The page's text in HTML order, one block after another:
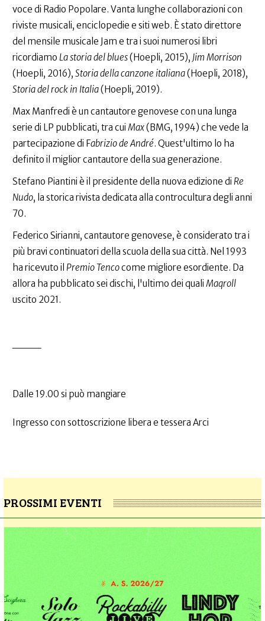
voce di Radio Popolare. Vanta lunghe collaborazioni con
riviste musicali, enciclopedie e siti web. È stato direttore
del mensile musicale Jam e tra i suoi numerosi libri
ricordiamo La storia del blues(Hoepli, 2015), Jim Morrison
(Hoepli, 2016), Storia della canzone italiana(Hoepli, 2018),
Storia del rock in Italia(Hoepli, 2019).
Max Manfredi è un cantautore genovese con una lunga
serie di LP pubblicati, tra cui Max(BMG, 1994) che vede la
partecipazione di Fabrizio de André. Quest'ultimo lo ha
definito il miglior cantautore della sua generazione.
Stefano Piantini è il presidente della nuova edizione di Re
Nudo, la storica rivista dedicata alla controcultura degli anni
70.
Federico Sirianni, cantautore genovese, è considerato tra i
più bravi continuatori della scuola della sua città. Nel 1993
ha ricevuto il Premio Tencocome migliore esordiente. Da
allora ha pubblicato sei dischi, l'ultimo dei quali Maqroll
uscito 2021.
Dalle 19.00 si può mangiare
Ingresso con sottoscrizione libera e tessera Arci
PROSSIMI EVENTI